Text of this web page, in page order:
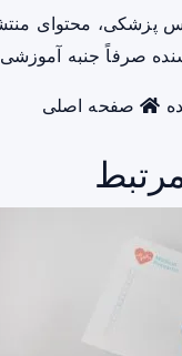
پزشکی، محتوای
صرفاً جنبه آموزشی
صفحه اصلی